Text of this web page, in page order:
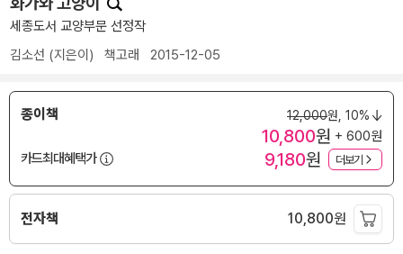
세종도서 교양부문 선정작
김소선 (지은이) 책고래 2015-12-05
종이책 12,000원, 10%
10,800원 + 600원
카드최대혜택가
9,180원 더보기
전자책 10,800원